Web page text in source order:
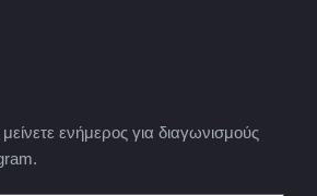
ενήμερος για διαγωνισμούς